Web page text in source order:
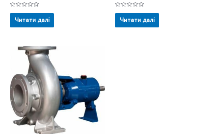
Оцінено
з
Читати далі
Оцінено
з
Читати далі